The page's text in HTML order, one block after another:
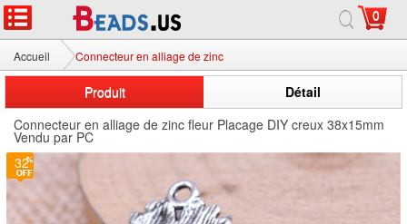
0
Accueil Connecteur en alliage de zinc
Produit
Détail
Connecteur en alliage de zinc fleur Placage DIY creux 38x15mm
Vendu par PC